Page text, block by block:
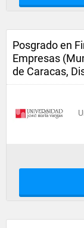
Posgrado en
Empresas
de Caracas,